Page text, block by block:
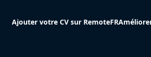
Ajouter votre CV sur RemoteFR